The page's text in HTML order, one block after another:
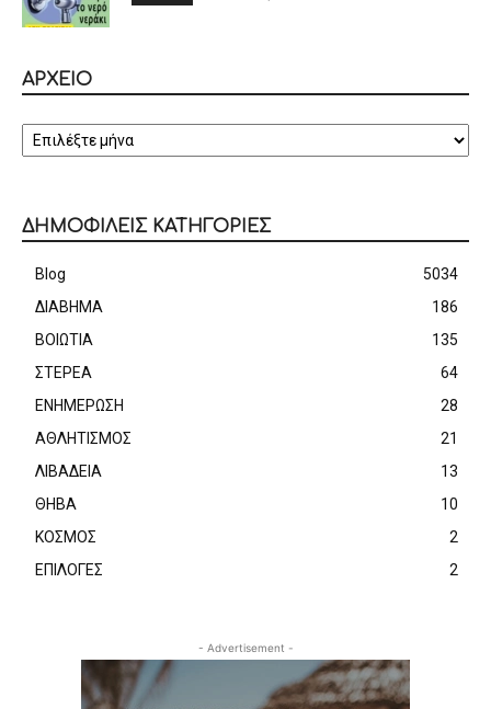
ΑΡΧΕΙΟ
ΔΗΜΟΦΙΛΕΙΣ ΚΑΤΗΓΟΡΙΕΣ
Blog
5034
ΔΙΑΒΗΜΑ
186
ΒΟΙΩΤΙΑ
135
ΣΤΕΡΕΑ
64
ΕΝΗΜΕΡΩΣΗ
28
ΑΘΛΗΤΙΣΜΟΣ
21
ΛΙΒΑΔΕΙΑ
13
ΘΗΒΑ
10
ΚΟΣΜΟΣ
2
ΕΠΙΛΟΓΕΣ
2
- Advertisement -